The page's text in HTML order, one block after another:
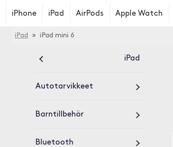
iPhone iPad AirPods Apple Watch
iPad » iPad mini 6
iPad
Autotarvikkeet
Barntillbehör
Bluetooth